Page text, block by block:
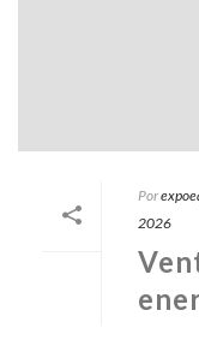
Por
2026